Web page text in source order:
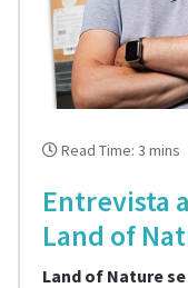
Read Time: 3 mins
Entrevista
Land of
Land of Nature se